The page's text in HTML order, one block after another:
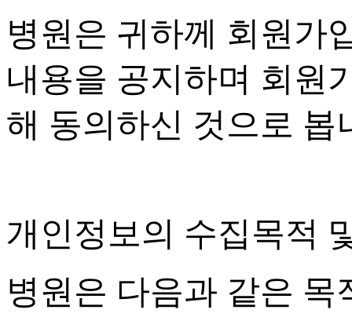
병원은 귀하께 회원가
내용을 공지하며 회원
해 동의하신 것으로 봅
개인정보의 수집목적
병원은 다음과 같은